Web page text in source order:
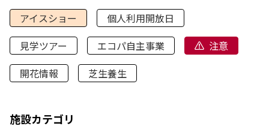
アイスショー
個人利用開放日
見学ツアー
エコパ自主事業
注意
開花情報
芝生養生
施設カテゴリ